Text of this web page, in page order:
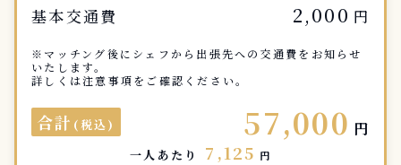
基本交通費 2,000 円
※マッチング後にシェフから出張先への交通費をお知らせ
いたします。
詳しくは注意事項をご確認ください。
合計 (税込) 57,000 円
一人あたり 7,125 円